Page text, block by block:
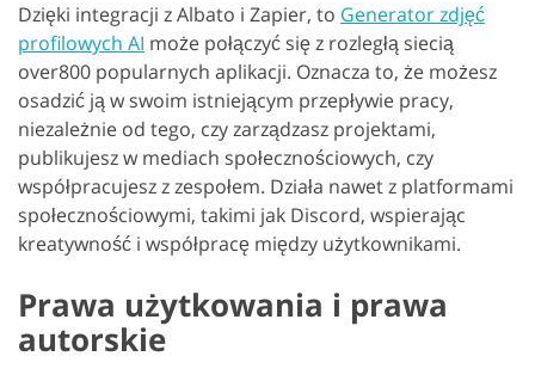
Dzięki integracji z Albato i Zapier, to Generator zdjęć
profilowych AI może połączyć się z rozległą siecią
over800 popularnych aplikacji. Oznacza to, że możesz
osadzić ją w swoim istniejącym przepływie pracy,
niezależnie od tego, czy zarządzasz projektami,
publikujesz w mediach społecznościowych, czy
współpracujesz z zespołem. Działa nawet z platformami
społecznościowymi, takimi jak Discord, wspierając
kreatywność i współpracę między użytkownikami.
Prawa użytkowania i prawa
autorskie